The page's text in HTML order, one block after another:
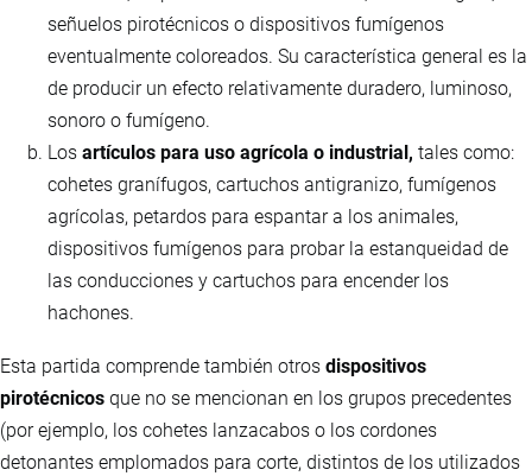
señuelos pirotécnicos o dispositivos fumígenos
eventualmente coloreados. Su característica general es la
de producir un efecto relativamente duradero, luminoso,
sonoro o fumígeno.
Los artículos para uso agrícola o industrial, tales como:
cohetes granífugos, cartuchos antigranizo, fumígenos
agrícolas, petardos para espantar a los animales,
dispositivos fumígenos para probar la estanqueidad de
las conducciones y cartuchos para encender los
hachones.
Esta partida comprende también otros dispositivos
pirotécnicos que no se mencionan en los grupos precedentes
(por ejemplo, los cohetes lanzacabos o los cordones
detonantes emplomados para corte, distintos de los utilizados